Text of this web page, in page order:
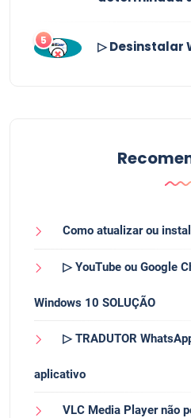
5 ▷ Desinstalar
Como atualizar ou
▷ YouTube ou Google
Windows 10 SOLUÇÃO
▷ TRADUTOR
aplicativo
VLC Media Player não